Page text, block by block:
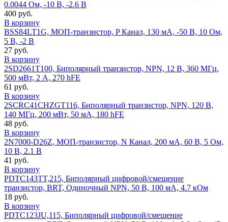
0.0044 Ом, -10 В, -2.6 В
400 руб.
В корзину
BSS84LT1G, МОП-транзистор, P Канал, 130 мА, -50 В, 10 Ом,
5 В, -2 В
27 руб.
В корзину
2SD2661T100, Биполярный транзистор, NPN, 12 В, 360 МГц,
500 мВт, 2 А, 270 hFE
61 руб.
В корзину
2SCRC41CHZGT116, Биполярный транзистор, NPN, 120 В,
140 МГц, 200 мВт, 50 мА, 180 hFE
48 руб.
В корзину
2N7000-D26Z, МОП-транзистор, N Канал, 200 мА, 60 В, 5 Ом,
10 В, 2.1 В
41 руб.
В корзину
PDTC143TT,215, Биполярный цифровой/смещение
транзистор, BRT, Одиночный NPN, 50 В, 100 мА, 4.7 кОм
18 руб.
В корзину
PDTC123JU,115, Биполярный цифровой/смещение